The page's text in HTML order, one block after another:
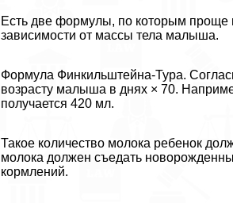
Есть две формулы, по которым проще
зависимости от массы тела малыша.
Формула Финкильштейна-Тура.
возрасту малыша в днях × 70.
получается 420 мл.
Такое количество молока ребенок
молока должен съедать
кормлений.